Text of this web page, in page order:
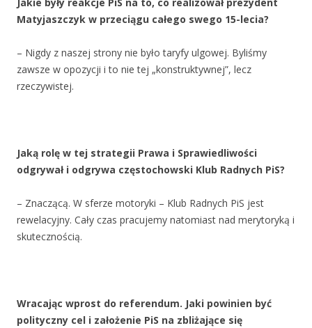
Jakie były reakcje PiS na to, co realizował prezydent
Matyjaszczyk w przeciągu całego swego 15-lecia?
– Nigdy z naszej strony nie było taryfy ulgowej. Byliśmy
zawsze w opozycji i to nie tej „konstruktywnej”, lecz
rzeczywistej.
Jaką rolę w tej strategii Prawa i Sprawiedliwości
odgrywał i odgrywa częstochowski Klub Radnych PiS?
– Znaczącą. W sferze motoryki – Klub Radnych PiS jest
rewelacyjny. Cały czas pracujemy natomiast nad merytoryką i
skutecznością.
Wracając wprost do referendum. Jaki powinien być
polityczny cel i założenie PiS na zbliżające się